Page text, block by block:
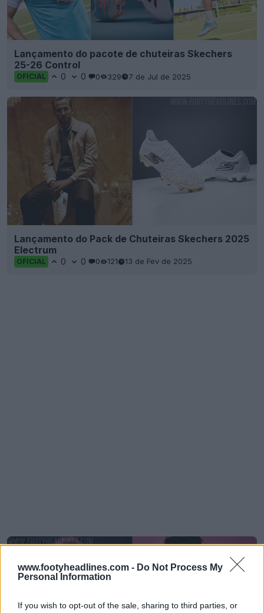
www.footyheadlines.com - Do Not Process My
Personal Information
If you wish to opt-out of the sale, sharing to third parties, or
Lançamento do pacote de chuteiras Skechers
25-26 Control
OFICIAL 0 0 0 329 7 de Jul de 2025
Lançamento do Pack de Chuteiras Skechers 2025
Electrum
OFICIAL 0 0 0 121 13 de Fev de 2025